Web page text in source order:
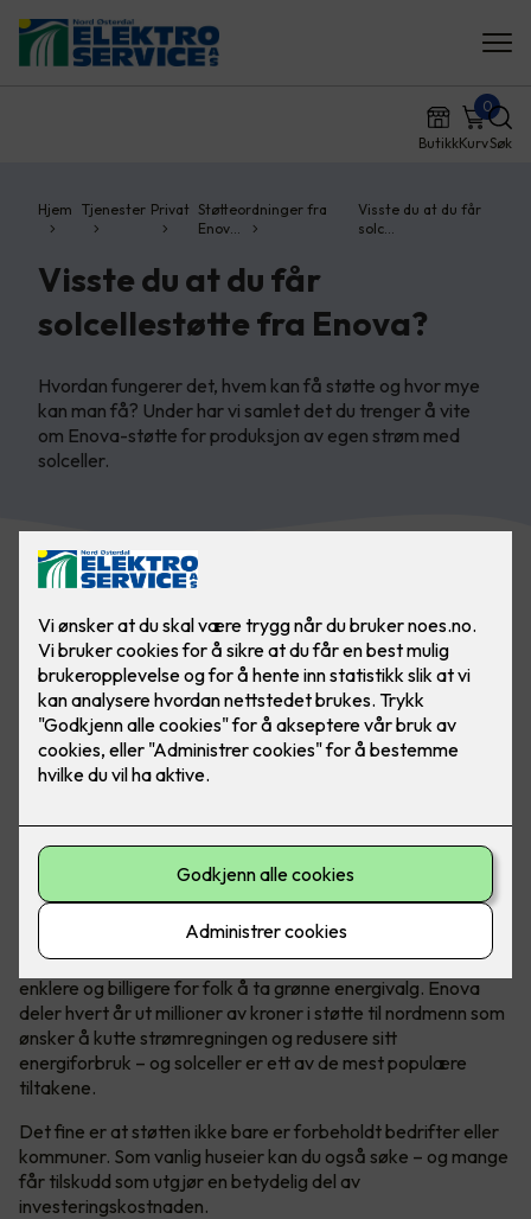
ButikkKurv
0
Søk
Hjem Tjenester Privat Støtteordninger fra
Enov…
Visste du at du får
solc…
Visste du at du får
solcellestøtte fra Enova?
Hvordan fungerer det, hvem kan få støtte og hvor mye
kan man få? Under har vi samlet det du trenger å vite
om Enova-støtte for produksjon av egen strøm med
solceller.
Hvem er Enova?
Enova er et statlig selskap med ett oppdrag - å gjøre det
enklere og billigere for folk å ta grønne energivalg. Enova
deler hvert år ut millioner av kroner i støtte til nordmenn som
ønsker å kutte strømregningen og redusere sitt
energiforbruk – og solceller er ett av de mest populære
tiltakene.
Det fine er at støtten ikke bare er forbeholdt bedrifter eller
kommuner. Som vanlig huseier kan du også søke – og mange
får tilskudd som utgjør en betydelig del av
investeringskostnaden.